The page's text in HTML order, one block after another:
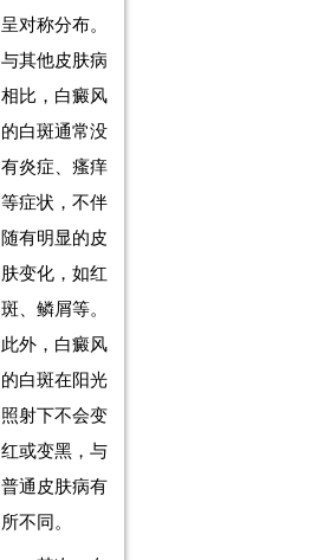
呈对称分布。
与其他皮肤病
相比，白癜风
的白斑通常没
有炎症、瘙痒
等症状，不伴
随有明显的皮
肤变化，如红
斑、鳞屑等。
此外，白癜风
的白斑在阳光
照射下不会变
红或变黑，与
普通皮肤病有
所不同。